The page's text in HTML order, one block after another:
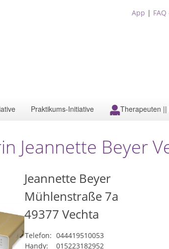
App |
Praktikums-Initiative Therapeuten ||
Jeannette Beyer
Jeannette Beyer
Mühlenstraße 7a
49377 Vechta
Telefon: 044419510053
Handy:
015223182952